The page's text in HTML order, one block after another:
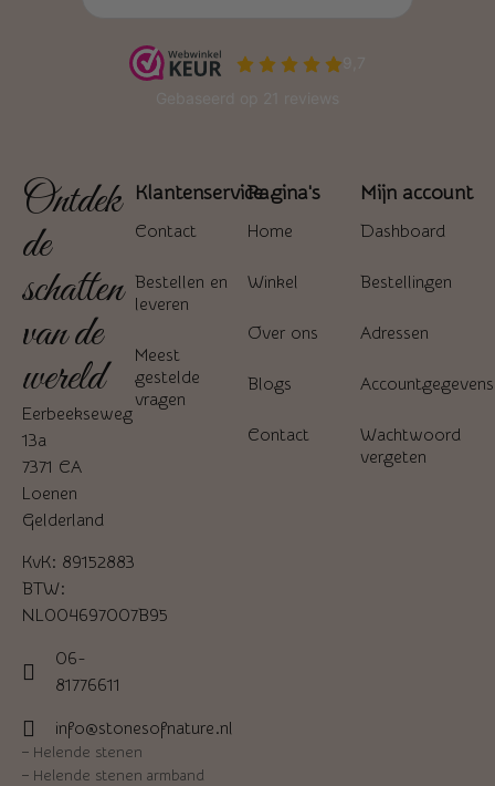
Ontdek
de
schatten
van de
wereld
Eerbeekseweg
13a
7371 CA
Loenen
Gelderland
KvK: 89152883
BTW:
NL004697007B95
06-
81776611
info@stonesofnature.nl
Klantenservice
Contact
Bestellen en
leveren
Meest
gestelde
vragen
Pagina's
Home
Winkel
Over ons
Blogs
Contact
Mijn account
Dashboard
Bestellingen
Adressen
Accountgegevens
Wachtwoord
vergeten
– Helende stenen
– Helende stenen armband